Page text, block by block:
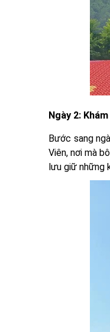
Ngày 2:
Bước sang
Viên, nơi mà
lưu giữ những